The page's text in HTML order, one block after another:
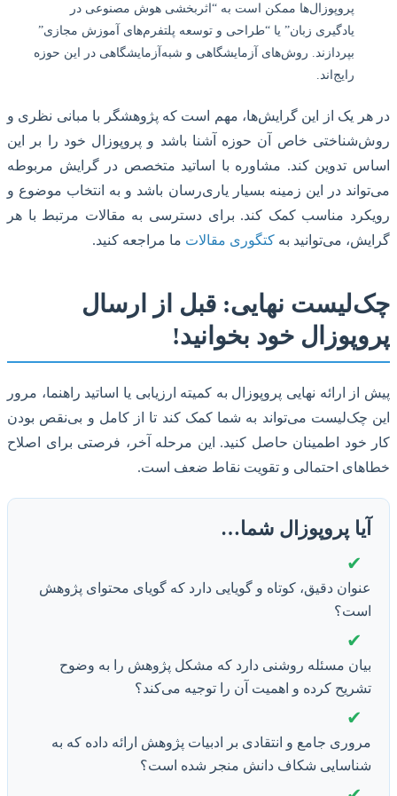
پروپوزال‌ها ممکن است به “اثربخشی هوش مصنوعی در
یادگیری زبان” یا “طراحی و توسعه پلتفرم‌های آموزش مجازی”
بپردازند. روش‌های آزمایشگاهی و شبه‌آزمایشگاهی در این حوزه
رایج‌اند.
یک از این گرایش‌ها، مهم است که پژوهشگر با مبانی نظری و
خاص آن حوزه آشنا باشد و پروپوزال خود را بر این
تدوین کند. مشاوره با اساتید متخصص در گرایش مربوطه
در این زمینه بسیار یاری‌رسان باشد و به انتخاب موضوع و
مناسب کمک کند. برای دسترسی به مقالات مرتبط با هر
می‌توانید بهکتگوری مقالاتما مراجعه کنید.
نهایی: قبل از ارسال
خود بخوانید!
ارائه نهایی پروپوزال به کمیته ارزیابی یا اساتید راهنما، مرور
چک‌لیست می‌تواند به شما کمک کند تا از کامل و بی‌نقص بودن
خود اطمینان حاصل کنید. این مرحله آخر، فرصتی برای اصلاح
احتمالی و تقویت نقاط ضعف است.
پروپوزال شما…
دقیق، کوتاه و گویایی دارد که گویای محتوای پژوهش
مسئله روشنی دارد که مشکل پژوهش را به وضوح
کرده و اهمیت آن را توجیه می‌کند؟
جامع و انتقادی بر ادبیات پژوهش ارائه داده که به
شکاف دانش منجر شده است؟